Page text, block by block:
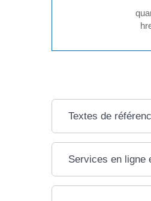
Textes de
Services en ligne